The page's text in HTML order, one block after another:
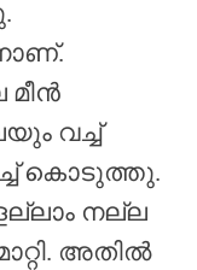
മീൻ
വച്ച്
കൊടുത്തു.
നല്ല
അതിൽ